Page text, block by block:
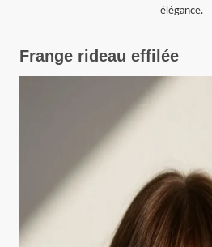
élégance.
Frange rideau effilée